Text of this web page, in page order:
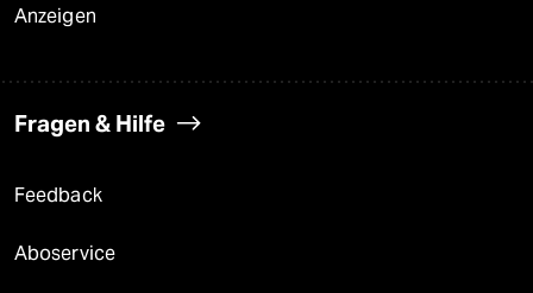
Anzeigen
Fragen & Hilfe
Feedback
Aboservice